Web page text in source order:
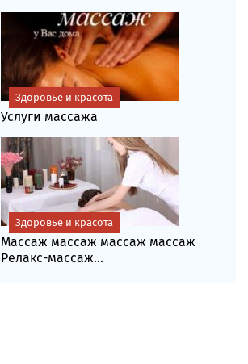
Услуги массажа
Здоровье и красота
Массаж массаж массаж массаж
Релакс-массаж...
Здоровье и красота